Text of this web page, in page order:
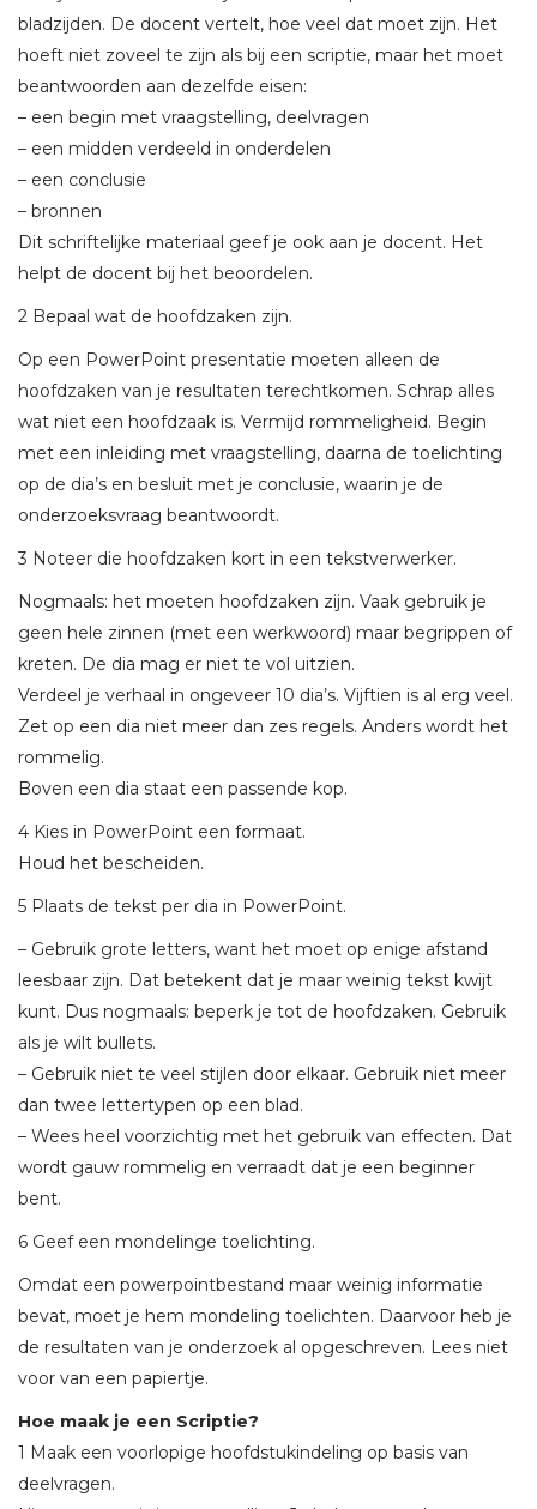
bladzijden. De docent vertelt, hoe veel dat moet zijn. Het
hoeft niet zoveel te zijn als bij een scriptie, maar het moet
beantwoorden aan dezelfde eisen:
– een begin met vraagstelling, deelvragen
– een midden verdeeld in onderdelen
– een conclusie
– bronnen
Dit schriftelijke materiaal geef je ook aan je docent. Het
helpt de docent bij het beoordelen.
2 Bepaal wat de hoofdzaken zijn.
Op een PowerPoint presentatie moeten alleen de
hoofdzaken van je resultaten terechtkomen. Schrap alles
wat niet een hoofdzaak is. Vermijd rommeligheid. Begin
met een inleiding met vraagstelling, daarna de toelichting
op de dia’s en besluit met je conclusie, waarin je de
onderzoeksvraag beantwoordt.
3 Noteer die hoofdzaken kort in een tekstverwerker.
Nogmaals: het moeten hoofdzaken zijn. Vaak gebruik je
geen hele zinnen (met een werkwoord) maar begrippen of
kreten. De dia mag er niet te vol uitzien.
Verdeel je verhaal in ongeveer 10 dia’s. Vijftien is al erg veel.
Zet op een dia niet meer dan zes regels. Anders wordt het
rommelig.
Boven een dia staat een passende kop.
4 Kies in PowerPoint een formaat.
Houd het bescheiden.
5 Plaats de tekst per dia in PowerPoint.
– Gebruik grote letters, want het moet op enige afstand
leesbaar zijn. Dat betekent dat je maar weinig tekst kwijt
kunt. Dus nogmaals: beperk je tot de hoofdzaken. Gebruik
als je wilt bullets.
– Gebruik niet te veel stijlen door elkaar. Gebruik niet meer
dan twee lettertypen op een blad.
– Wees heel voorzichtig met het gebruik van effecten. Dat
wordt gauw rommelig en verraadt dat je een beginner
bent.
6 Geef een mondelinge toelichting.
Omdat een powerpointbestand maar weinig informatie
bevat, moet je hem mondeling toelichten. Daarvoor heb je
de resultaten van je onderzoek al opgeschreven. Lees niet
voor van een papiertje.
Hoe maak je een Scriptie?
1 Maak een voorlopige hoofdstukindeling op basis van
deelvragen.